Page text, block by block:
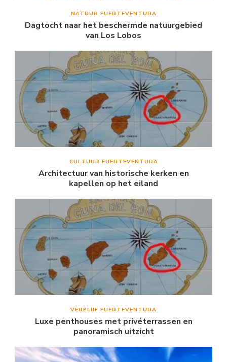
NATUUR FUERTEVENTURA
Dagtocht naar het beschermde natuurgebied
van Los Lobos
CULTUUR FUERTEVENTURA
Architectuur van historische kerken en
kapellen op het eiland
VERBLIJF FUERTEVENTURA
Luxe penthouses met privéterrassen en
panoramisch uitzicht